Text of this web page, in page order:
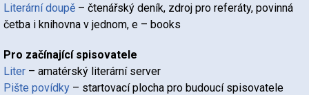
Literární doupě – čtenářský deník, zdroj pro referáty, povinná
četba i knihovna v jednom, e – books
Pro začínající spisovatele
Liter – amatérský literární server
Pište povídky – startovací plocha pro budoucí spisovatele